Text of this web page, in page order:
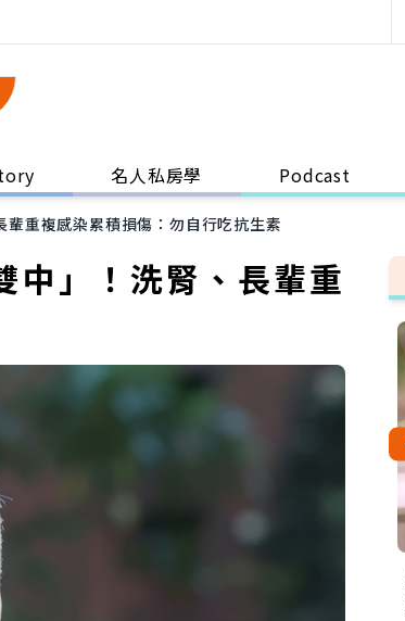
名人私房學 Podcast
重複感染累積損傷：勿自行吃抗生素
中」！洗腎、長輩重